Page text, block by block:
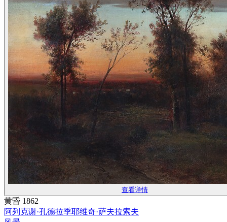
查看详情
黄昏 1862
阿列克谢·孔德拉季耶维奇·萨夫拉索夫